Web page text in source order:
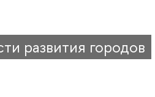
развития городов